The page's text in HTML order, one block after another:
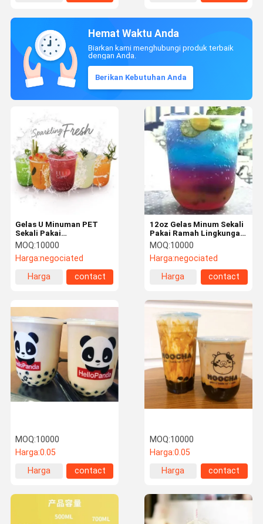
Hemat Waktu Anda
Biarkan kami menghubungi produk terbaik
dengan Anda.
Berikan Kebutuhan Anda
12oz Gelas Minum Sekali
Pakai Ramah Lingkungan,
Anti Bocor, Gelas Sekali
Pakai untuk Acara &
Pesta
MOQ:10000
Harga:negociated
Harga
contact
Gelas U Minuman PET
Sekali Pakai
Biodegradable
MOQ:10000
Harga:negociated
Harga
contact
MOQ:10000
Harga:0.05
Harga
contact
MOQ:10000
Harga:0.05
Harga
contact